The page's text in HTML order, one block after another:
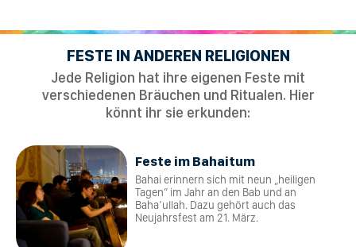
FESTE IN ANDEREN RELIGIONEN
Jede Religion hat ihre eigenen Feste mit
verschiedenen Bräuchen und Ritualen. Hier
könnt ihr sie erkunden:
Feste im Bahaitum
Bahai erinnern sich mit neun „heiligen
Tagen“ im Jahr an den Bab und an
Baha’ullah. Dazu gehört auch das
Neujahrsfest am 21. März.